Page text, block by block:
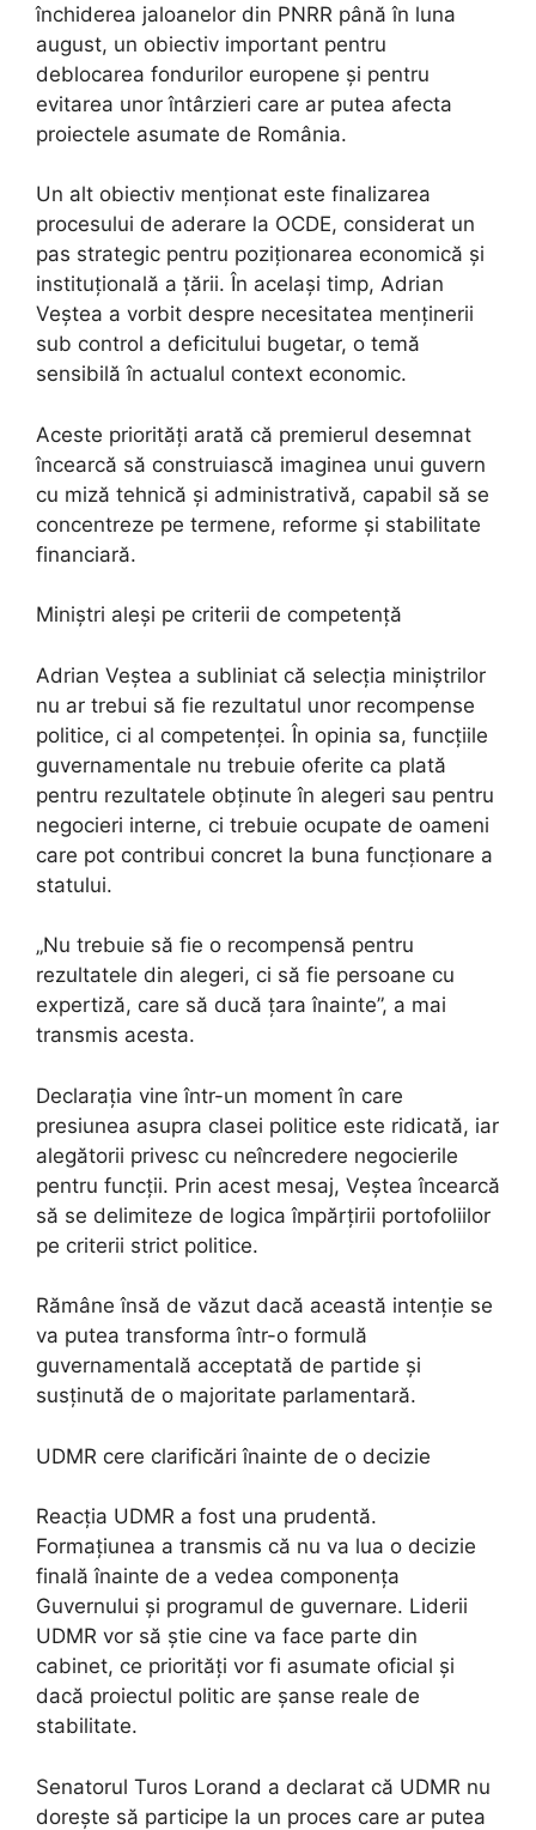
închiderea jaloanelor din PNRR până în luna
august, un obiectiv important pentru
deblocarea fondurilor europene și pentru
evitarea unor întârzieri care ar putea afecta
proiectele asumate de România.
Un alt obiectiv menționat este finalizarea
procesului de aderare la OCDE, considerat un
pas strategic pentru poziționarea economică și
instituțională a țării. În același timp, Adrian
Veștea a vorbit despre necesitatea menținerii
sub control a deficitului bugetar, o temă
sensibilă în actualul context economic.
Aceste priorități arată că premierul desemnat
încearcă să construiască imaginea unui guvern
cu miză tehnică și administrativă, capabil să se
concentreze pe termene, reforme și stabilitate
financiară.
Miniștri aleși pe criterii de competență
Adrian Veștea a subliniat că selecția miniștrilor
nu ar trebui să fie rezultatul unor recompense
politice, ci al competenței. În opinia sa, funcțiile
guvernamentale nu trebuie oferite ca plată
pentru rezultatele obținute în alegeri sau pentru
negocieri interne, ci trebuie ocupate de oameni
care pot contribui concret la buna funcționare a
statului.
„Nu trebuie să fie o recompensă pentru
rezultatele din alegeri, ci să fie persoane cu
expertiză, care să ducă țara înainte”, a mai
transmis acesta.
Declarația vine într-un moment în care
presiunea asupra clasei politice este ridicată, iar
alegătorii privesc cu neîncredere negocierile
pentru funcții. Prin acest mesaj, Veștea încearcă
să se delimiteze de logica împărțirii portofoliilor
pe criterii strict politice.
Rămâne însă de văzut dacă această intenție se
va putea transforma într-o formulă
guvernamentală acceptată de partide și
susținută de o majoritate parlamentară.
UDMR cere clarificări înainte de o decizie
Reacția UDMR a fost una prudentă.
Formațiunea a transmis că nu va lua o decizie
finală înainte de a vedea componența
Guvernului și programul de guvernare. Liderii
UDMR vor să știe cine va face parte din
cabinet, ce priorități vor fi asumate oficial și
dacă proiectul politic are șanse reale de
stabilitate.
Senatorul Turos Lorand a declarat că UDMR nu
dorește să participe la un proces care ar putea